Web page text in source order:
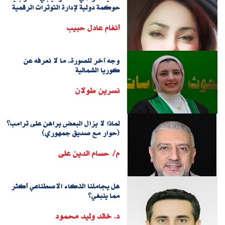
حوكمة دولية لإدارة التوترات الرقمية
أنغام عادل حبيب
وجه آخر للصورة.. ما لا نعرفه عن
كوريا الشمالية
نسرين طولان
لماذا لا يزال البعض يراهن على ترامب؟
(حوار مع صديق جمهوري)
م/ حسام الدين على
هل يجاملنا الذكاء الاصطناعي أكثر
مما ينبغي؟
د. خالد وليد محمود